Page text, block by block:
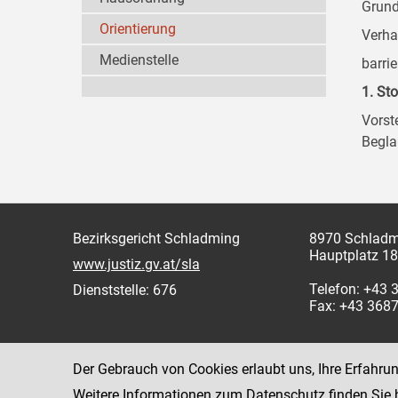
1.
Orientierung
Medienstelle
Bezirksgericht Schladming
www.justiz.gv.at/sla
Dienststelle: 676
8970
Hauptplatz 18
Telefon: +43
Fax: +43
Der Gebrauch von Cookies erlaubt uns, Ihre